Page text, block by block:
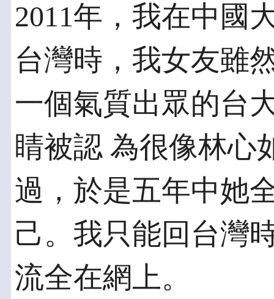
2011年，我在中國
台灣時，我女友雖
一個氣質出眾的台
睛被認 為很像林心
過，於是五年中她
己。我只能回台灣
流全在網上。